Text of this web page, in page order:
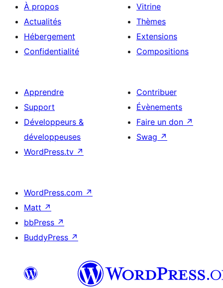
À propos
Actualités
Hébergement
Confidentialité
Vitrine
Thèmes
Extensions
Compositions
Apprendre
Support
Développeurs &
développeuses
WordPress.tv ↗
Contribuer
Évènements
Faire un don ↗
Swag ↗
WordPress.com ↗
Matt ↗
bbPress ↗
BuddyPress ↗